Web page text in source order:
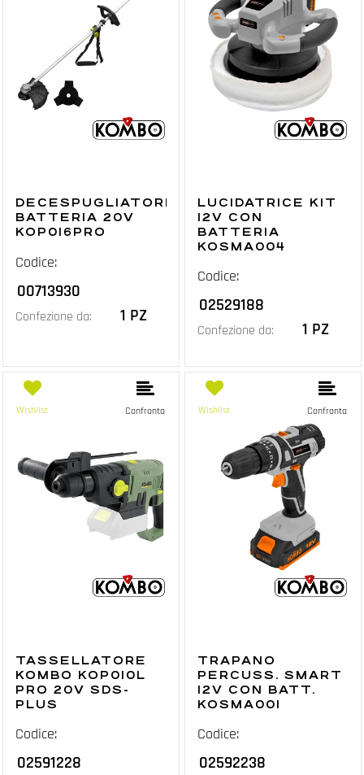
DECESPUGLIATORE
BATTERIA 20V
KOP016PRO
Codice:
00713930
Confezione da: 1 PZ
LUCIDATRICE KIT
12V CON
BATTERIA
KOSMA004
Codice:
02529188
Confezione da: 1 PZ
Wishlist Confronta
TASSELLATORE
KOMBO KOP010L
PRO 20V SDS-
PLUS
Codice:
02591228
Wishlist Confronta
TRAPANO
PERCUSS. SMART
12V CON BATT.
KOSMA001
Codice:
02592238